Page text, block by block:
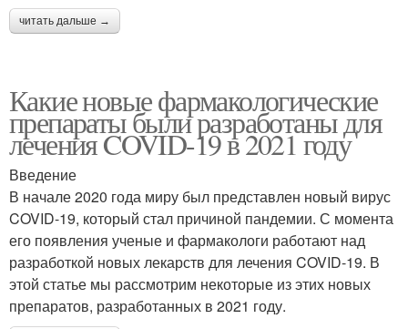
читать дальше →
Какие новые фармакологические
препараты были разработаны для
лечения COVID-19 в 2021 году
Введение
В начале 2020 года миру был представлен новый вирус
COVID-19, который стал причиной пандемии. С момента
его появления ученые и фармакологи работают над
разработкой новых лекарств для лечения COVID-19. В
этой статье мы рассмотрим некоторые из этих новых
препаратов, разработанных в 2021 году.